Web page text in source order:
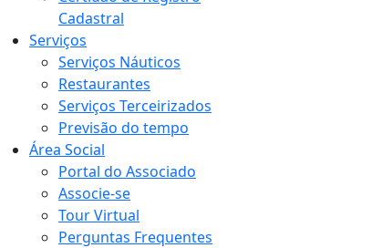
Cadastral
Serviços
Serviços Náuticos
Restaurantes
Serviços Terceirizados
Previsão do tempo
Área Social
Portal do Associado
Associe-se
Tour Virtual
Perguntas Frequentes